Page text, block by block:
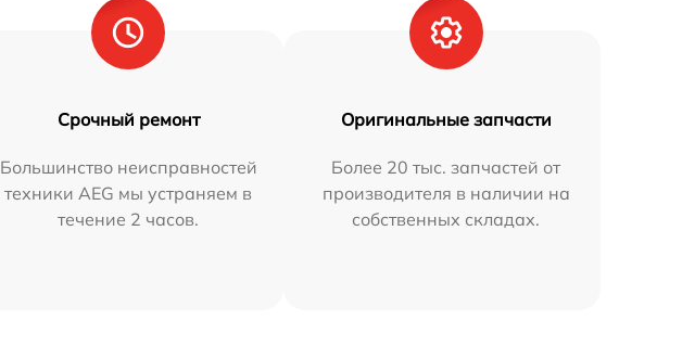
Срочный ремонт
Большинство неисправностей
техники AEG мы устраняем в
течение 2 часов.
Оригинальные запчасти
Более 20 тыс. запчастей от
производителя в наличии на
собственных складах.